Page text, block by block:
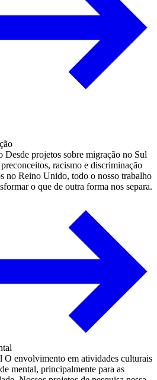
Desde projetos sobre migração no Sul
racismo e discriminação
no Reino Unido, todo o nosso trabalho
o que de outra forma nos separa.
O envolvimento em atividades culturais
mental, principalmente para as